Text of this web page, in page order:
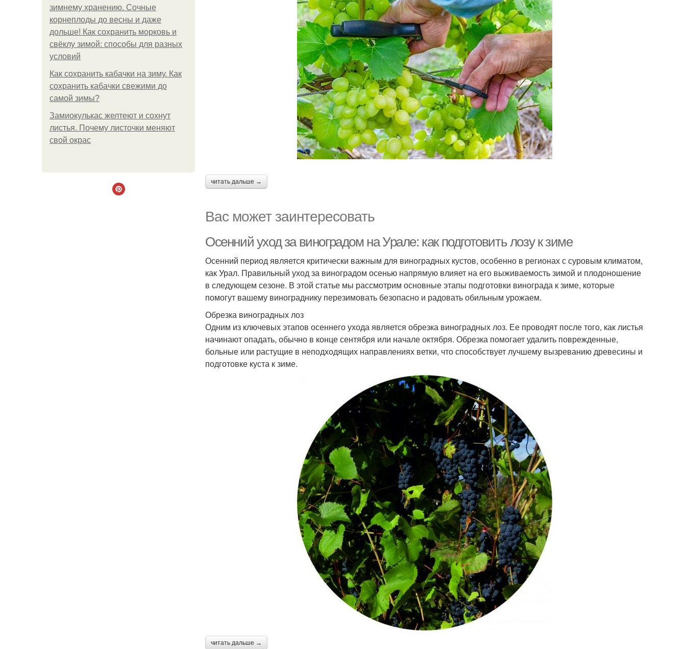
зимнему хранению. Сочные
корнеплоды до весны и даже
дольше! Как сохранить морковь и
свёклу зимой: способы для разных
условий
Как сохранить кабачки на зиму. Как
сохранить кабачки свежими до
самой зимы?
Замиокулькас желтеют и сохнут
листья. Почему листочки меняют
свой окрас
читать дальше →
Вас может заинтересовать
Осенний уход за виноградом на Урале: как подготовить лозу к зиме
Осенний период является критически важным для виноградных кустов, особенно в регионах с суровым климатом,
как Урал. Правильный уход за виноградом осенью напрямую влияет на его выживаемость зимой и плодоношение
в следующем сезоне. В этой статье мы рассмотрим основные этапы подготовки винограда к зиме, которые
помогут вашему винограднику перезимовать безопасно и радовать обильным урожаем.
Обрезка виноградных лоз
Одним из ключевых этапов осеннего ухода является обрезка виноградных лоз. Ее проводят после того, как листья
начинают опадать, обычно в конце сентября или начале октября. Обрезка помогает удалить поврежденные,
больные или растущие в неподходящих направлениях ветки, что способствует лучшему вызреванию древесины и
подготовке куста к зиме.
читать дальше →